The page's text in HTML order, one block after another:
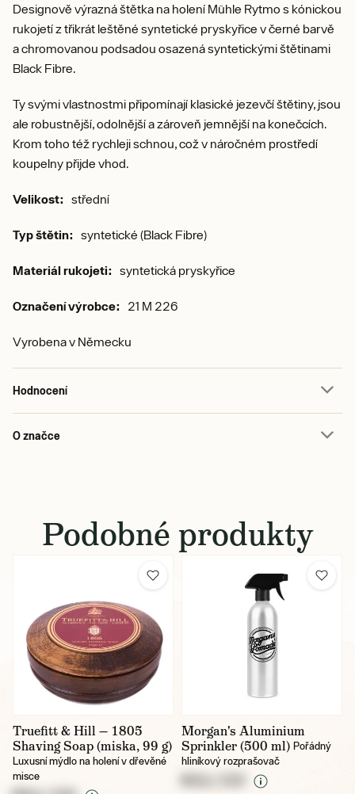
Designově výrazná štětka na holení Mühle Rytmo s kónickou
rukojetí z třikrát leštěné syntetické pryskyřice v černé barvě
a chromovanou podsadou osazená syntetickými štětinami
Black Fibre.
Ty svými vlastnostmi připomínají klasické jezevčí štětiny, jsou
ale robustnější, odolnější a zároveň jemnější na konečcích.
Krom toho též rychleji schnou, což v náročném prostředí
koupelny přijde vhod.
Velikost: střední
Typ štětin: syntetické (Black Fibre)
Materiál rukojeti: syntetická pryskyřice
Označení výrobce: 21 M 226
Vyrobena v Německu
Hodnocení
O značce
Podobné produkty
Truefitt & Hill — 1805
Shaving Soap (miska, 99 g)
Luxusní mýdlo na holení v dřevěné
misce
Morgan's Aluminium
Sprinkler (500 ml) Pořádný
hliníkový rozprašovač